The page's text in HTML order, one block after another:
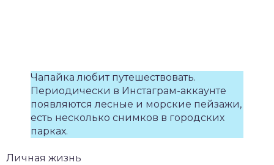
Чапайка любит путешествовать.
Периодически в Инстаграм-аккаунте
появляются лесные и морские пейзажи,
есть несколько снимков в городских
парках.
Личная жизнь